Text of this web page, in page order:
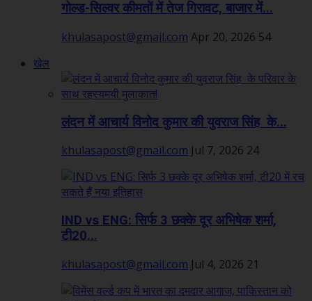
गोल्ड-सिल्वर कीमतों में तेज गिरावट, बाजार में...
khulasapost@gmail.com Apr 20, 2026 54
खेल
लंदन में आचार्य विनोद कुमार की युवराज सिंह के...
khulasapost@gmail.com Jul 7, 2026 24
IND vs ENG: सिर्फ 3 छक्के दूर अभिषेक शर्मा,
टी20...
khulasapost@gmail.com Jul 4, 2026 21